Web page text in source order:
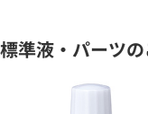
標準液・パーツ